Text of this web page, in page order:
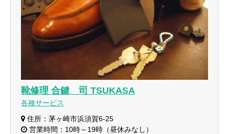
靴修理 合鍵 司 TSUKASA
各種サービス
住所：茅ヶ崎市浜須賀6-25
営業時間：10時～19時（昼休みなし）